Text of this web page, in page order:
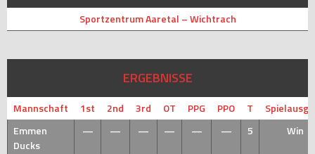
Sportzentrum Aaretal – Wichtrach
ERGEBNISSE
Mannschaft 1st 2nd 3rd OT PPG PPO T
Emmen
Ducks
— — — — — — 5 Win